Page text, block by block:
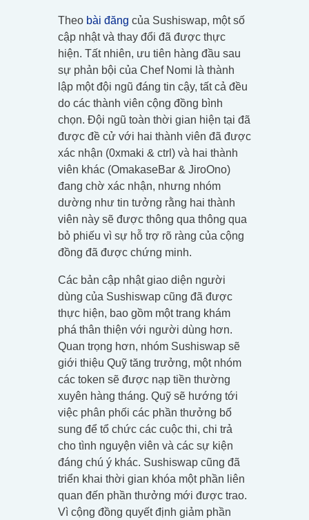
Theo bài đăng của Sushiswap, một số
cập nhật và thay đổi đã được thực
hiện. Tất nhiên, ưu tiên hàng đầu sau
sự phản bội của Chef Nomi là thành
lập một đội ngũ đáng tin cậy, tất cả đều
do các thành viên cộng đồng bình
chọn. Đội ngũ toàn thời gian hiện tại đã
được đề cử với hai thành viên đã được
xác nhận (0xmaki & ctrl) và hai thành
viên khác (OmakaseBar & JiroOno)
đang chờ xác nhận, nhưng nhóm
dường như tin tưởng rằng hai thành
viên này sẽ được thông qua thông qua
bỏ phiếu vì sự hỗ trợ rõ ràng của cộng
đồng đã được chứng minh.
Các bản cập nhật giao diện người
dùng của Sushiswap cũng đã được
thực hiện, bao gồm một trang khám
phá thân thiện với người dùng hơn.
Quan trọng hơn, nhóm Sushiswap sẽ
giới thiệu Quỹ tăng trưởng, một nhóm
các token sẽ được nạp tiền thường
xuyên hàng tháng. Quỹ sẽ hướng tới
việc phân phối các phần thưởng bổ
sung để tổ chức các cuộc thi, chi trả
cho tình nguyện viên và các sự kiện
đáng chú ý khác. Sushiswap cũng đã
triển khai thời gian khóa một phần liên
quan đến phần thưởng mới được trao.
Vì cộng đồng quyết định giảm phần